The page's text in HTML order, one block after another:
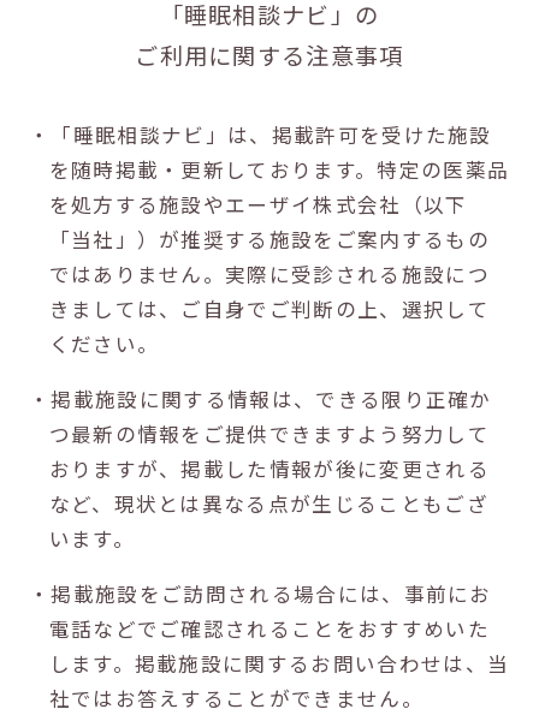
「睡眠相談ナビ」の
ご利用に関する注意事項
・「睡眠相談ナビ」は、掲載許可を受けた施設
を随時掲載・更新しております。特定の医薬品
を処方する施設やエーザイ株式会社（以下
「当社」）が推奨する施設をご案内するもの
ではありません。実際に受診される施設につ
きましては、ご自身でご判断の上、選択して
ください。
・掲載施設に関する情報は、できる限り正確か
つ最新の情報をご提供できますよう努力して
おりますが、掲載した情報が後に変更される
など、現状とは異なる点が生じることもござ
います。
・掲載施設をご訪問される場合には、事前にお
電話などでご確認されることをおすすめいた
します。掲載施設に関するお問い合わせは、当
社ではお答えすることができません。